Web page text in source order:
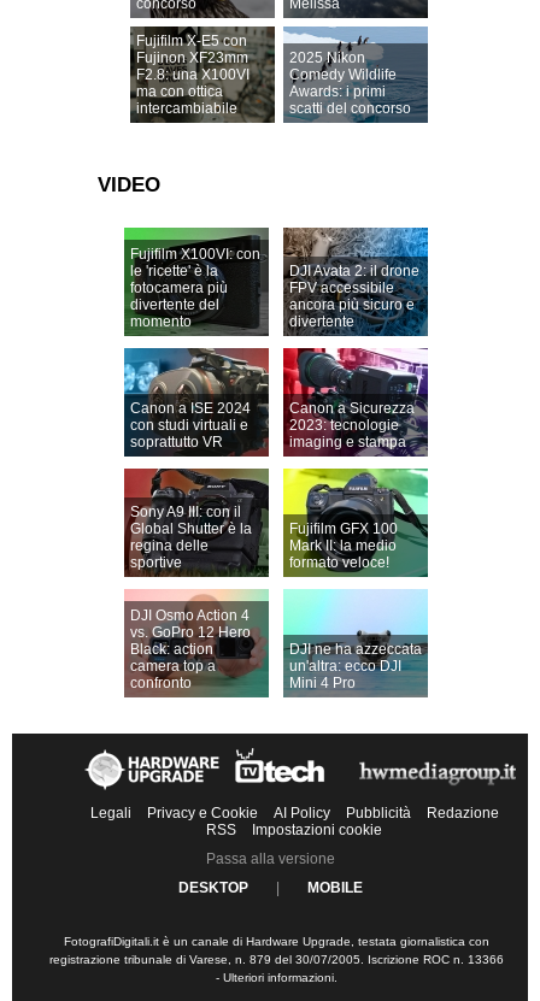
concorso
Melissa
Fujifilm X-E5 con
Fujinon XF23mm
F2.8: una X100VI
ma con ottica
intercambiabile
2025 Nikon
Comedy Wildlife
Awards: i primi
scatti del concorso
VIDEO
Fujifilm X100VI: con
le 'ricette' è la
fotocamera più
divertente del
momento
DJI Avata 2: il drone
FPV accessibile
ancora più sicuro e
divertente
Canon a ISE 2024
con studi virtuali e
soprattutto VR
Canon a Sicurezza
2023: tecnologie
imaging e stampa
Sony A9 III: con il
Global Shutter è la
regina delle
sportive
Fujifilm GFX 100
Mark II: la medio
formato veloce!
DJI Osmo Action 4
vs. GoPro 12 Hero
Black: action
camera top a
confronto
DJI ne ha azzeccata
un'altra: ecco DJI
Mini 4 Pro
Legali Privacy e Cookie AI Policy Pubblicità
Redazione
RSS
Impostazioni cookie
Passa alla versione
DESKTOP
MOBILE
FotografiDigitali.it è un canale di Hardware Upgrade, testata giornalistica con
registrazione tribunale di Varese, n. 879 del 30/07/2005. Iscrizione ROC n. 13366
- Ulteriori informazioni.